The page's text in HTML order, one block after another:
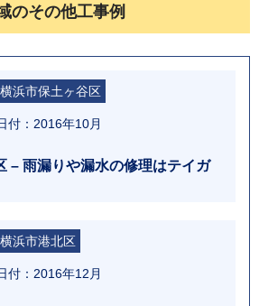
のその他工事例
横浜市保土ヶ谷区
付：2016年10月
– 雨漏りや漏水の修理はテイガ
横浜市港北区
付：2016年12月